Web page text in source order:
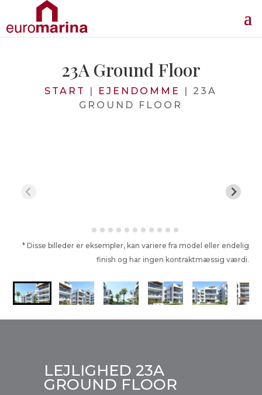
23A Ground Floor
START | EJENDOMME | 23A
GROUND FLOOR
* Disse billeder er eksempler, kan variere fra model eller endelig
finish og har ingen kontraktmæssig værdi.
LEJLIGHED 23A
GROUND FLOOR